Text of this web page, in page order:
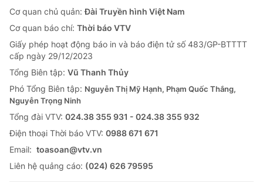
Cơ quan chủ quản:Đài Truyền hình Việt Nam
Cơ quan báo chí: Thời báo VTV
Giấy phép hoạt động báo in và báo điện tử số 483/GP-BTTTT
cấp ngày 29/12/2023
Tổng Biên tập: Vũ Thanh Thủy
Phó Tổng Biên tập: Nguyễn Thị Mỹ Hạnh, Phạm Quốc Thắng,
Nguyễn Trọng Ninh
Tổng đài VTV: 024.38 355 931 - 024.38 355 932
Ðiện thoại Thời báo VTV: 0988 671 671
Email: toasoan@vtv.vn
Liên hệ quảng cáo: (024) 626 79595